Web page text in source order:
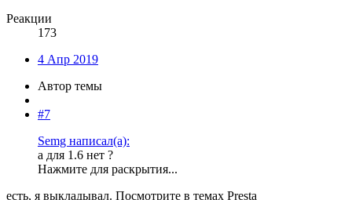
Реакции
173
4 Апр 2019
Автор темы
#7
Semg написал(а):
а для 1.6 нет ?
Нажмите для раскрытия...
есть, я выкладывал. Посмотрите в темах Presta